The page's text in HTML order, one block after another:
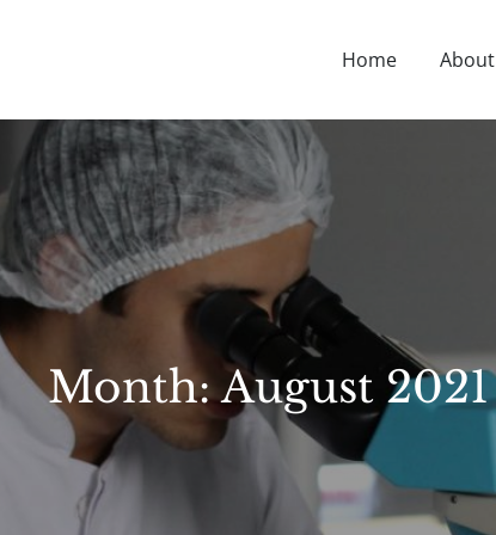
NUTRITION TIPS, HEALTH NEWS, AND MORE.
Home About
Month:August 2021